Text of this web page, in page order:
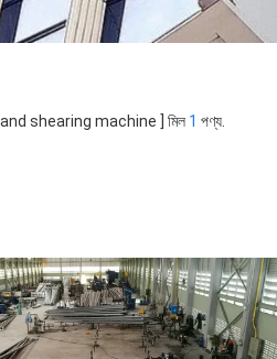
and shearing machine ] মিল 1 পণ্য.